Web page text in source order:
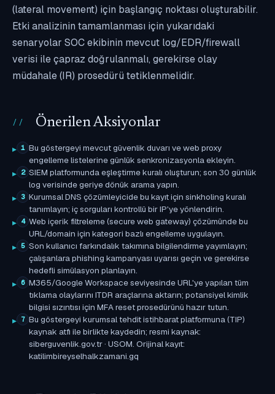
(lateral movement) için başlangıç noktası oluşturabilir.
Etki analizinin tamamlanması için yukarıdaki
senaryolar SOC ekibinin mevcut log/EDR/firewall
verisi ile çapraz doğrulanmalı, gerekirse olay
müdahale (IR) prosedürü tetiklenmelidir.
Önerilen Aksiyonlar
1 Bu göstergeyi mevcut güvenlik duvarı ve web proxy
engelleme listelerine günlük senkronizasyonla ekleyin.
2 SIEM platformunda eşleştirme kuralı oluşturun; son 30 günlük
log verisinde geriye dönük arama yapın.
3 Kurumsal DNS çözümleyicide bu kayıt için sinkholing kuralı
tanımlayın; iç sorguları kontrollü bir IP'ye yönlendirin.
4 Web içerik filtreleme (secure web gateway) çözümünde bu
URL/domain için kategori bazlı engelleme uygulayın.
5 Son kullanıcı farkındalık takımına bilgilendirme yayımlayın;
çalışanlara phishing kampanyası uyarısı geçin ve gerekirse
hedefli simülasyon planlayın.
6 M365/Google Workspace seviyesinde URL'ye yapılan tüm
tıklama olaylarını ITDR araçlarına aktarın; potansiyel kimlik
bilgisi sızıntısı için MFA reset prosedürünü hazır tutun.
7 Bu göstergeyi kurumsal tehdit istihbarat platformuna (TIP)
kaynak atfı ile birlikte kaydedin; resmi kaynak:
siberguvenlik.gov.tr · USOM. Orijinal kayıt:
katilimbireyselhalkzamani.gq